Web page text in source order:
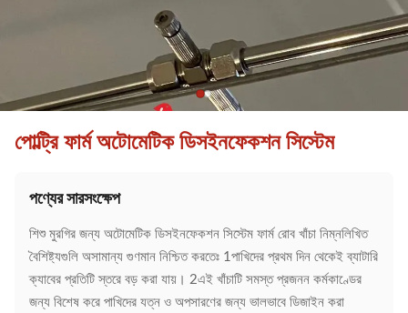
পোল্ট্রি ফার্ম অটোমেটিক ডিসইনফেকশন সিস্টেম
পণ্যের সারসংক্ষেপ
শিশু মুরগির জন্য অটোমেটিক ডিসইনফেকশন সিস্টেম ফার্ম রোব খাঁচা নিম্নলিখিত
বৈশিষ্ট্যগুলি অসামান্য গুণমান নিশ্চিত করতেঃ 1পাখিদের প্রথম দিন থেকেই ব্যাটারি
ক্যাবের প্রতিটি স্তরে বড় করা যায়। 2এই খাঁচাটি সমস্ত প্রজনন কর্মকাণ্ডের
জন্য বিশেষ করে পাখিদের যত্ন ও অপসারণের জন্য ভালভাবে ডিজাইন করা